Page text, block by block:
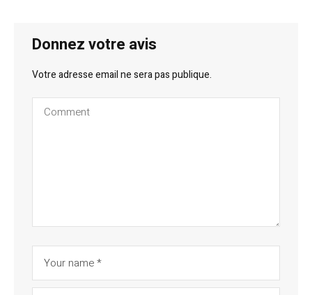
Donnez votre avis
Votre adresse email ne sera pas publique.